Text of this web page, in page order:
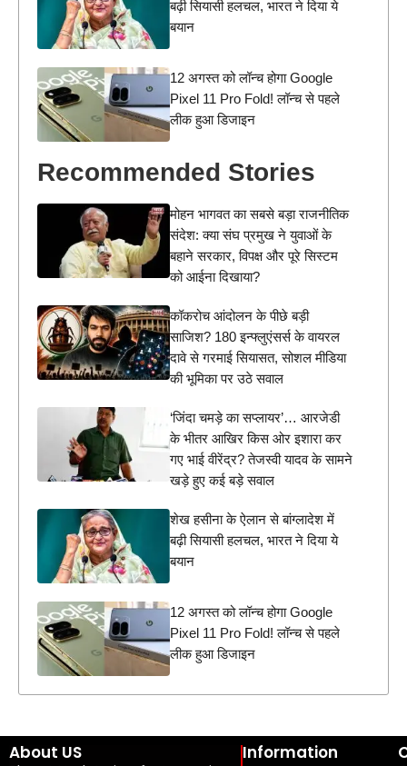
बढ़ी सियासी हलचल, भारत ने दिया ये
बयान
12 अगस्त को लॉन्च होगा Google
Pixel 11 Pro Fold! लॉन्च से पहले
लीक हुआ डिजाइन
Recommended Stories
मोहन भागवत का सबसे बड़ा राजनीतिक
संदेश: क्या संघ प्रमुख ने युवाओं के
बहाने सरकार, विपक्ष और पूरे सिस्टम
को आईना दिखाया?
कॉकरोच आंदोलन के पीछे बड़ी
साजिश? 180 इन्फ्लुएंसर्स के वायरल
दावे से गरमाई सियासत, सोशल मीडिया
की भूमिका पर उठे सवाल
‘जिंदा चमड़े का सप्लायर’… आरजेडी
के भीतर आखिर किस ओर इशारा कर
गए भाई वीरेंद्र? तेजस्वी यादव के सामने
खड़े हुए कई बड़े सवाल
शेख हसीना के ऐलान से बांग्लादेश में
बढ़ी सियासी हलचल, भारत ने दिया ये
बयान
12 अगस्त को लॉन्च होगा Google
Pixel 11 Pro Fold! लॉन्च से पहले
लीक हुआ डिजाइन
About US Information